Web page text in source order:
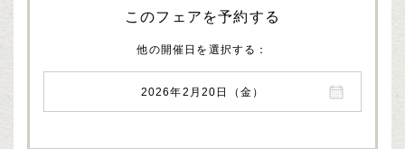
このフェアを予約する
他の開催日を選択する
2026年2月20日（金）